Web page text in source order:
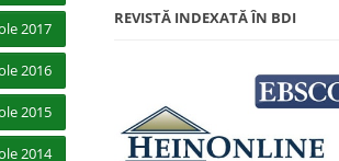
2017
2016
2015
2014
REVISTĂ INDEXATĂ ÎN BDI